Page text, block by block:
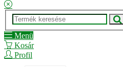
Menü
Kosár
Profil